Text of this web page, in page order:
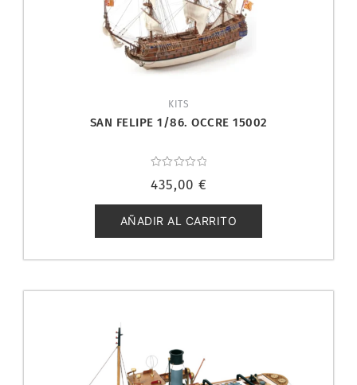
KITS
SAN FELIPE 1/86. OCCRE 15002
con
de
5
435,00 €
AÑADIR AL CARRITO